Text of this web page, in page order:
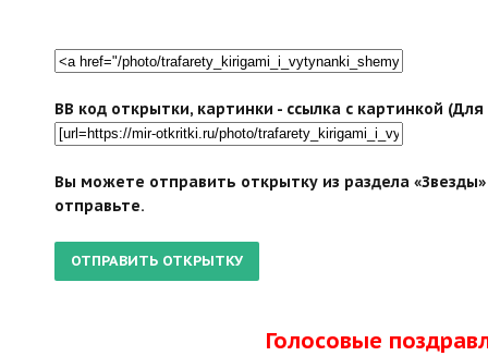
BB код открытки, картинки - ссылка с картинкой
Вы можете отправить открытку из раздела
отправьте.
Голосовые